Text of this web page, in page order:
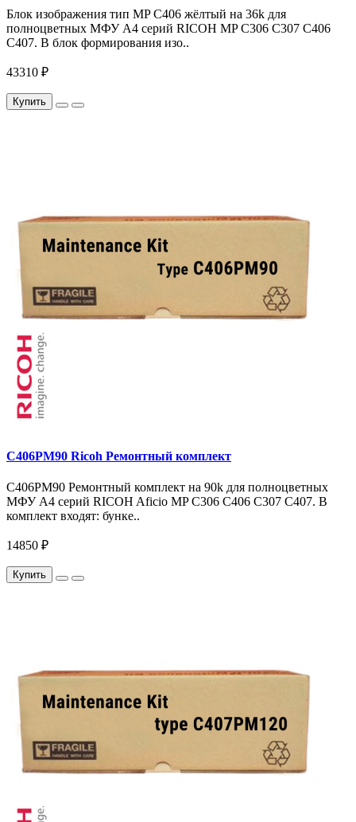
Блок изображения тип MP C406 жёлтый на 36k для
полноцветных МФУ A4 серий RICOH MP C306 C307 C406
C407. В блок формирования изо..
43310 ₽
Купить
C406PM90 Ricoh Ремонтный комплект
С406PM90 Ремонтный комплект на 90k для полноцветных
МФУ A4 серий RICOH Aficio MP С306 С406 С307 С407. В
комплект входят: бунке..
14850 ₽
Купить